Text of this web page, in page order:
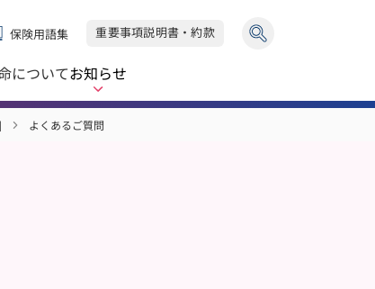
についてお知らせ
保険用語集 重要事項説明書・約款
よくあるご質問